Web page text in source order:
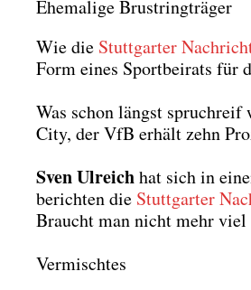
Ehemalige Brustringträger
Wie die Stutt­gar­ter
Form eines Sport­bei­rats für
Was schon längst spruch­reif
City, der VfB erhält zehn
Sven Ulreichhat sich in
berich­ten die Stutt­gar­ter
Braucht man nicht mehr viel
Vermischtes